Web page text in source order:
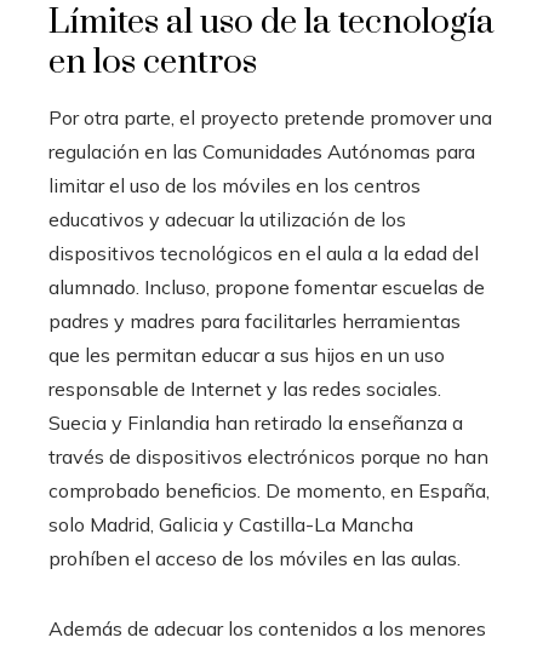
Límites al uso de la tecnología
en los centros
Por otra parte, el proyecto pretende promover una
regulación en las Comunidades Autónomas para
limitar el uso de los móviles en los centros
educativos y adecuar la utilización de los
dispositivos tecnológicos en el aula a la edad del
alumnado. Incluso, propone fomentar escuelas de
padres y madres para facilitarles herramientas
que les permitan educar a sus hijos en un uso
responsable de Internet y las redes sociales.
Suecia y Finlandia han retirado la enseñanza a
través de dispositivos electrónicos porque no han
comprobado beneficios. De momento, en España,
solo Madrid, Galicia y Castilla-La Mancha
prohíben el acceso de los móviles en las aulas.
Además de adecuar los contenidos a los menores